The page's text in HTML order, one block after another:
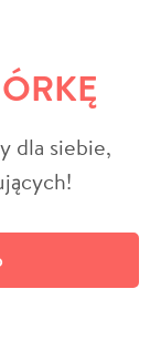
dla siebie,